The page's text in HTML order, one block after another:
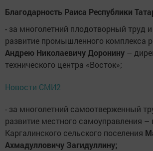
Благодарность Раиса Республики
- за многолетний плодотворный труд
развитие промышленного комплекса
Андрею Николаевичу Доронину –
технического центра «Восток»;
Новости СМИ2
- за многолетний самоотверженный
развитие местного самоуправления –
Каргалинского сельского поселения
Ахмадулловичу Загидуллину;